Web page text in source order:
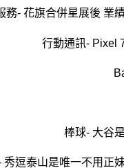
務- 花旗合併星展後 業
行動通訊- Pixel
棒球- 大谷
秀逗泰山是唯一不用正